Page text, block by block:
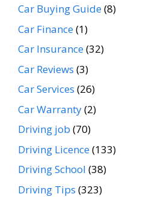
Car Buying Guide(8)
Car Finance(1)
Car Insurance(32)
Car Reviews (3)
Car Services (26)
Car Warranty(2)
Driving job (70)
Driving Licence(133)
Driving School (38)
Driving Tips (323)